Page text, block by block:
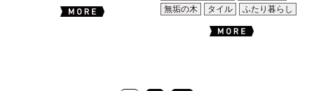
無垢の木
タイル ふたり暮らし